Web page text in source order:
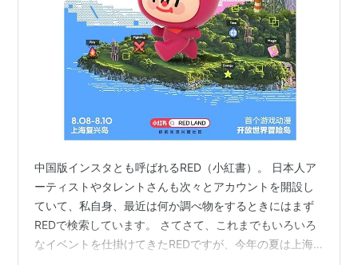
中国版インスタとも呼ばれるRED（小紅書）。 日本人ア
ーティストやタレントさんも次々とアカウントを開設し
ていて、私自身、最近は何か調べ物をするときにはまず
REDで検索しています。 さてさて、これまでもいろいろ
なイベントを仕掛けてきたREDですが、今年の夏は上海